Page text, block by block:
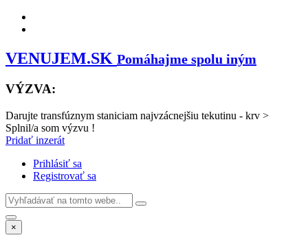
VENUJEM.SK Pomáhajme spolu iným
VÝZVA:
Darujte transfúznym staniciam najvzácnejšiu tekutinu - krv >
Splnil/a som výzvu !
Pridať inzerát
Prihlásiť sa
Registrovať sa
×